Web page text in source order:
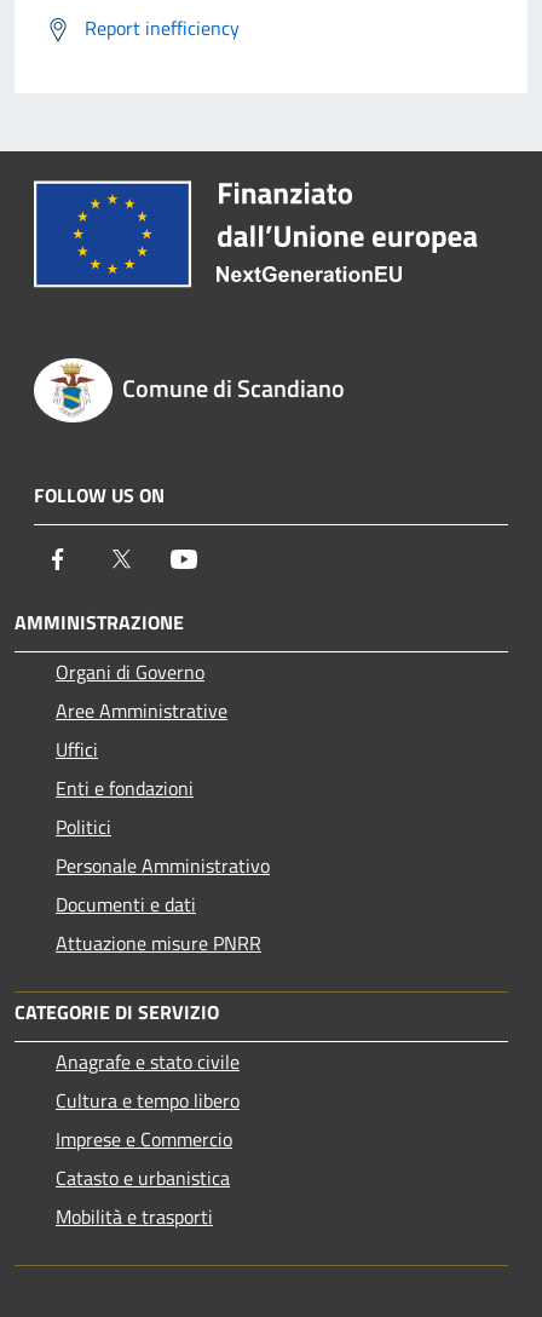
Report inefficiency
Comune di Scandiano
FOLLOW US ON
Facebook Twitter
AMMINISTRAZIONE
Organi di Governo
Aree Amministrative
Uffici
Enti e fondazioni
Politici
Personale Amministrativo
Documenti e dati
Attuazione misure PNRR
CATEGORIE DI SERVIZIO
Anagrafe e stato civile
Cultura e tempo libero
Imprese e Commercio
Catasto e urbanistica
Mobilità e trasporti